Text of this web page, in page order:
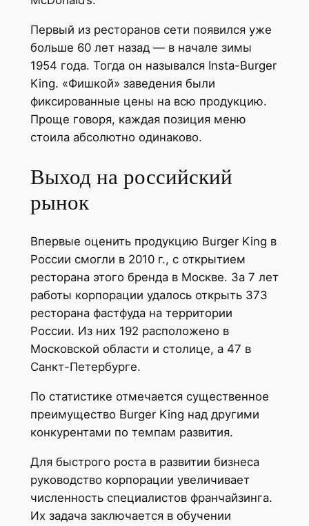
Первый из ресторанов сети появился уже
больше 60 лет назад — в начале зимы
1954 года. Тогда он назывался Insta-Burger
King. «Фишкой» заведения были
фиксированные цены на всю продукцию.
Проще говоря, каждая позиция меню
стоила абсолютно одинаково.
Выход на российский
рынок
Впервые оценить продукцию Burger King в
России смогли в 2010 г., с открытием
ресторана этого бренда в Москве. За 7 лет
работы корпорации удалось открыть 373
ресторана фастфуда на территории
России. Из них 192 расположено в
Московской области и столице, а 47 в
Санкт-Петербурге.
По статистике отмечается существенное
преимущество Burger King над другими
конкурентами по темпам развития.
Для быстрого роста в развитии бизнеса
руководство корпорации увеличивает
численность специалистов франчайзинга.
Их задача заключается в обучении